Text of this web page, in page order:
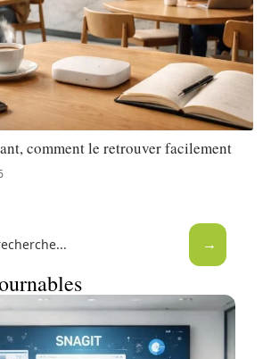
comment le retrouver facilement